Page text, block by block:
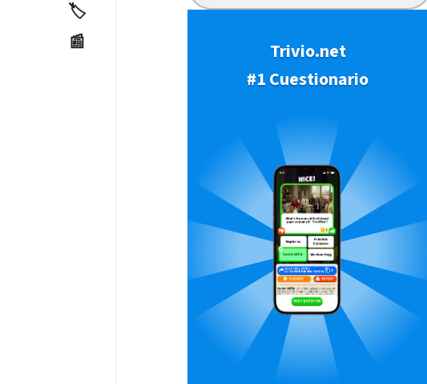
🏷️
📰
Trivio.net
#1 Cuestionario